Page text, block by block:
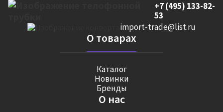
+7 (495) 133-82-
53
import-trade@list.ru
О товарах
Каталог
Новинки
Бренды
О нас